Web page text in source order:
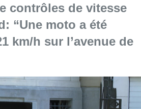
contrôles de vitesse
“Une moto a été
km/h sur l’avenue de